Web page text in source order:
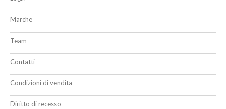
Marche
Team
Contatti
Condizioni di vendita
Diritto di recesso